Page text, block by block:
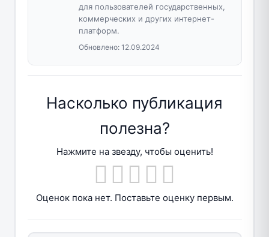
для пользователей государственных,
коммерческих и других интернет-
платформ.
Обновлено: 12.09.2024
Насколько публикация
полезна?
Нажмите на звезду, чтобы оценить!
Оценок пока нет. Поставьте оценку первым.